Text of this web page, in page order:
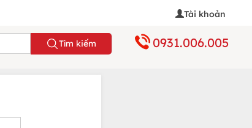
Tài khoản
Tìm kiếm 0931.006.005